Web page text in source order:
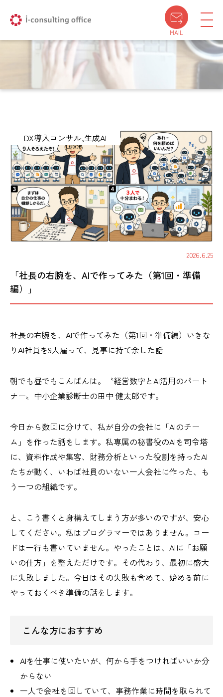
MAIL
DX導入コンサル 生成AI
2026.6.25
「社長の右腕を、AIで作ってみた（第1回・準備
編）」
社長の右腕を、AIで作ってみた（第1回・準備編）いきな
りAI社員を9人雇って、見事に持て余した話
朝でも昼でもこんばんは。〝経営数字とAI活用のパート
ナー〟中小企業診断士の田中 健太郎です。
今日から数回に分けて、私が自分の会社に「AIのチー
ム」を作った話をします。私専属の秘書役のAIを司令塔
に、資料作成や集客、財務分析といった役割を持ったAI
たちが動く、いわば社員のいない一人会社に作った、も
う一つの組織です。
と、こう書くと身構えてしまう方が多いのですが、安心
してください。私はプログラマーではありません。コー
ドは一行も書いていません。やったことは、AIに「お願
いの仕方」を整えただけです。その代わり、最初に盛大
に失敗しました。今日はその失敗も含めて、始める前に
やっておくべき準備の話をします。
こんな方におすすめ
AIを仕事に使いたいが、何から手をつければいいか分
からない
一人で会社を回していて、事務作業に時間を取られて